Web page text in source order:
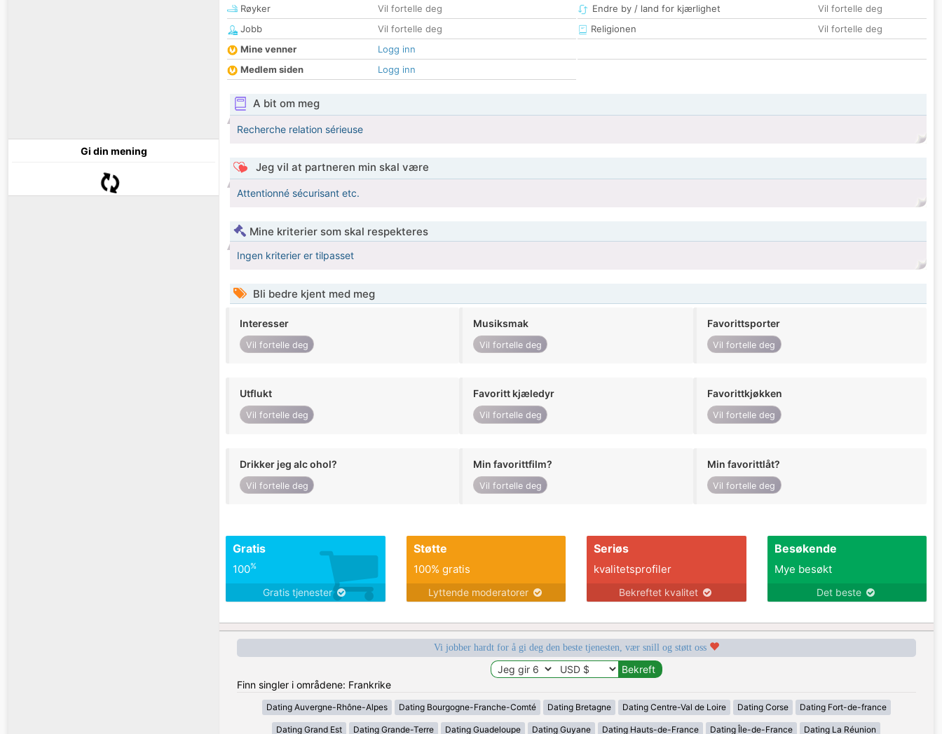
Gi din mening
Røyker
Vil fortelle deg
Jobb
Vil fortelle deg
Mine venner
Logg inn
Medlem siden
Logg inn
Endre by / land for kjærlighet
Vil fortelle deg
Religionen
Vil fortelle deg
A bit om meg
Recherche relation sérieuse
Jeg vil at partneren min skal være
Attentionné sécurisant etc.
Mine kriterier som skal respekteres
Ingen kriterier er tilpasset
Bli bedre kjent med meg
Interesser
Vil fortelle deg
Musiksmak
Vil fortelle deg
Favorittsporter
Vil fortelle deg
Utflukt
Vil fortelle deg
Favoritt kjæledyr
Vil fortelle deg
Favorittkjøkken
Vil fortelle deg
Drikker jeg alc ohol?
Vil fortelle deg
Min favorittfilm?
Vil fortelle deg
Min favorittlåt?
Vil fortelle deg
Gratis
100%
Gratis tjenester
Støtte
100% gratis
Lyttende moderatorer
Seriøs
kvalitetsprofiler
Bekreftet kvalitet
Besøkende
Mye besøkt
Det beste
Vi jobber hardt for å gi deg den beste tjenesten, vær snill og støtt oss
Finn singler i områdene: Frankrike
Dating Auvergne-Rhône-Alpes Dating Bourgogne-Franche-Comté Dating Bretagne Dating Centre-Val de Loire Dating Corse Dating Fort-de-france
Dating Grand Est Dating Grande-Terre Dating Guadeloupe Dating Guyane Dating Hauts-de-France Dating Île-de-France Dating La Réunion